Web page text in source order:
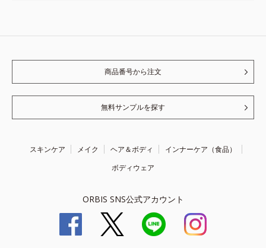
商品番号から注文
無料サンプルを探す
スキンケア メイク ヘア＆ボディ
インナーケア（食品）
ボディウェア
ORBIS SNS公式アカウント